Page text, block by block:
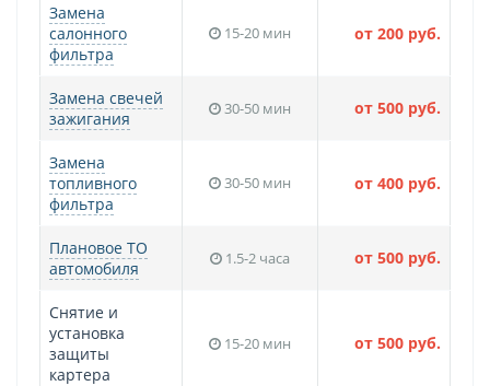
Замена
салонного
фильтра
15-20 мин от 200 руб.
Замена свечей
зажигания
30-50 мин от 500 руб.
Замена
топливного
фильтра
30-50 мин от 400 руб.
Плановое ТО
автомобиля
1.5-2 часа от 500 руб.
Снятие и
установка
защиты
картера
15-20 мин от 500 руб.